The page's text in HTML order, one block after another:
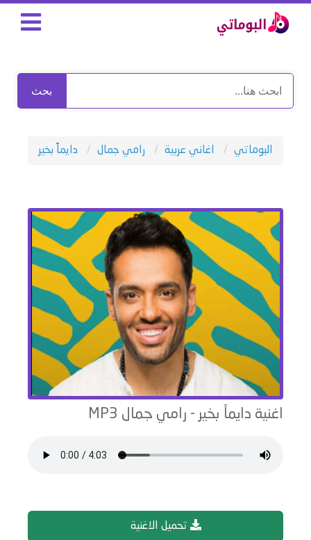
بحث
البوماتي اغاني عربية رامي جمال دايماً بخير
اغنية دايماً بخير - رامي جمال
تحميل الاغنية